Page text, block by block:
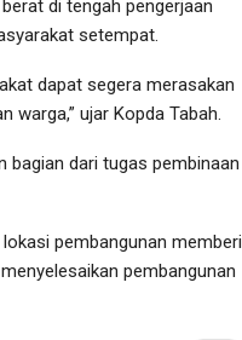
di tengah pengerjaan
setempat.
dapat segera merasakan
warga,” ujar Kopda Tabah.
bagian dari tugas pembinaan
pembangunan memberi
pembangunan